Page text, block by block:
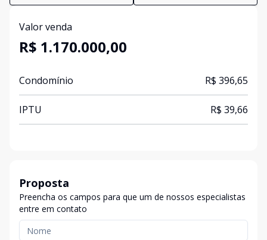
Valor venda
R$ 1.170.000,00
Condomínio R$ 396,65
IPTU R$ 39,66
Proposta
Preencha os campos para que um de nossos especialistas
entre em contato